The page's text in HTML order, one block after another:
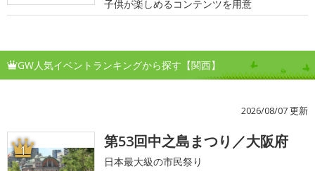
子供が楽しめるコンテンツを用意
GW人気イベントランキングから探す【関西】
2026/08/07 更新
1 第53回中之島まつり／大阪府
日本最大級の市民祭り